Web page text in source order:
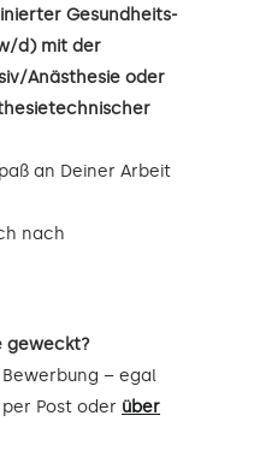
Gesundheits-
d) mit der
Anästhesie oder
an Deiner Arbeit
nach
geweckt?
– egal
Post oder über